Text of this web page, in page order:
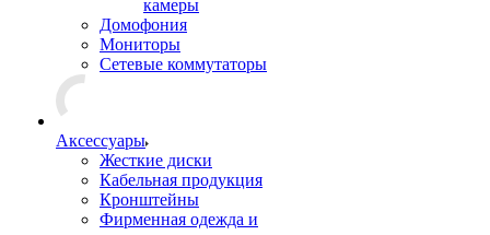
камеры
Домофония
Мониторы
Сетевые коммутаторы
Аксессуары
Жесткие диски
Кабельная продукция
Кронштейны
Фирменная одежда и